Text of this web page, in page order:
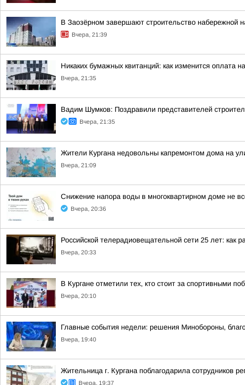
В Заозёрном завершают строительство набережной
Вчера, 21:39
Никаких бумажных квитанций: как изменится оплата
Вчера, 21:35
Вадим Шумков: Поздравили представителей
Вчера, 21:35
Жители Кургана недовольны капремонтом дома на
Вчера, 21:09
Снижение напора воды в многоквартирном доме не
Вчера, 20:36
Российской телерадиовещательной сети 25 лет: как
Вчера, 20:33
В Кургане отметили тех, кто стоит за спортивными
Вчера, 20:10
Главные события недели: решения Минобороны,
Вчера, 19:40
Жительница г. Кургана поблагодарила сотрудников
Вчера, 19:37